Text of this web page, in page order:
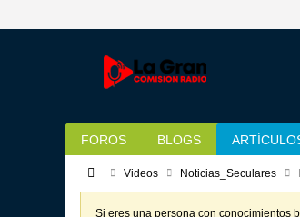
FOROS BLOGS
Videos Noticias_Seculares
Si eres una persona con conocimientos